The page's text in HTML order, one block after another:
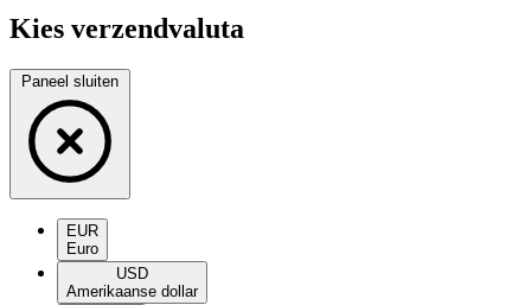
Kies verzendvaluta
Paneel sluiten
EUR
Euro
USD
Amerikaanse dollar